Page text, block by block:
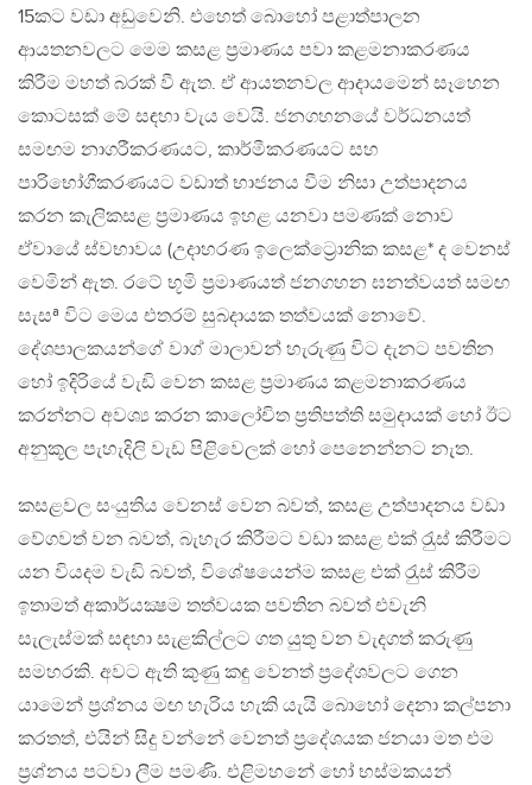
15කට වඩා අඩුවෙනි. එහෙත් බොහෝ පළාත්පාලන
ආයතනවලට මෙම කසළ ප‍්‍රමාණය පවා කළමනාකරණය
කිරීම මහත් බරක් වී ඇත. ඒ ආයතනවල ආදායමෙන් සෑහෙන
කොටසක් මේ සඳහා වැය වෙයි. ජනගහනයේ වර්ධනයත්
සමඟම නාගරීකරණයට, කාර්මීකරණයට සහ
පාරිභෝගීකරණයට වඩාත් භාජනය වීම නිසා උත්පාදනය
කරන කැලිකසළ ප‍්‍රමාණය ඉහළ යනවා පමණක් නොව
ඒවායේ ස්වභාවය (උදාහරණ ඉලෙක්ට්‍රොනික කසළ* ද වෙනස්
වෙමින් ඇත. රටේ භූමි ප‍්‍රමාණයත් ජනගහන ඝනත්වයත් සමඟ
සැසª විට මෙය එතරම් සුබදායක තත්වයක් නොවේ.
දේශපාලකයන්ගේ වාග් මාලාවන් හැරුණු විට දැනට පවතින
හෝ ඉදිරියේ වැඩි වෙන කසළ ප‍්‍රමාණය කළමනාකරණය
කරන්නට අවශ්‍ය කරන කාලෝචිත ප‍්‍රතිපත්ති සමුදායක් හෝ ඊට
අනුකූල පැහැදිලි වැඩ පිළිවෙලක් හෝ පෙනෙන්නට නැත.
කසළවල සංයුතිය වෙනස් වෙන බවත්, කසළ උත්පාදනය වඩා
වේගවත් වන බවත්, බැහැර කිරීමට වඩා කසළ එක් රැුස් කිරීමට
යන වියදම වැඩි බවත්, විශේෂයෙන්ම කසළ එක් රැුස් කිරීම
ඉතාමත් අකාර්යක්‍ෂම තත්වයක පවතින බවත් එවැනි
සැලැස්මක් සඳහා සැළකිල්ලට ගත යුතු වන වැදගත් කරුණු
සමහරකි. අවට ඇති කුණු කඳු වෙනත් ප‍්‍රදේශවලට ගෙන
යාමෙන් ප‍්‍රශ්නය මඟ හැරිය හැකි යැයි බොහෝ දෙනා කල්පනා
කරතත්, එයින් සිදු වන්නේ වෙනත් ප‍්‍රදේශයක ජනයා මත එම
ප‍්‍රශ්නය පටවා ලීම පමණි. එළිමහනේ හෝ භස්මකයන්